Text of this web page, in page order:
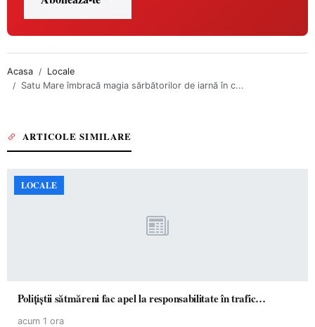
Acasa
Locale
Satu Mare îmbracă magia sărbătorilor de iarnă în c...
ARTICOLE SIMILARE
LOCALE
Polițiștii sătmăreni fac apel la responsabilitate în trafic…
acum 1 ora